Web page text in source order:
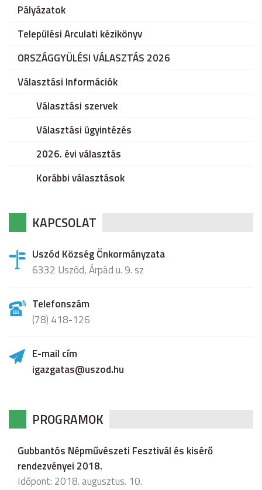
Pályázatok
Települési Arculati kézikönyv
ORSZÁGGYÜLÉSI VÁLASZTÁS 2026
Választási Információk
Választási szervek
Választási ügyintézés
2026. évi választás
Korábbi választások
KAPCSOLAT
Uszód Község Önkormányzata
6332 Uszód, Árpád u. 9. sz
Telefonszám
(78) 418-126
E-mail cím
igazgatas@uszod.hu
PROGRAMOK
Gubbantós Népművészeti Fesztivál és kisérő
rendezvényei 2018.
Időpont: 2018. augusztus. 10.